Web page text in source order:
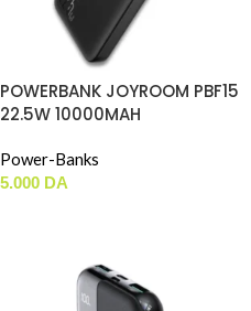
POWERBANK JOYROOM PBF15
22.5W 10000MAH
Power-Banks
5.000 DA